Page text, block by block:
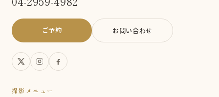
ご予約 お問い合わせ
撮影メニュー